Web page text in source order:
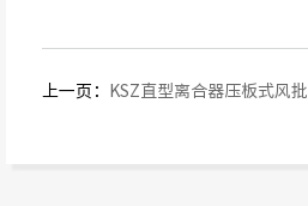
上一页： KSZ直型离合器压板式风批